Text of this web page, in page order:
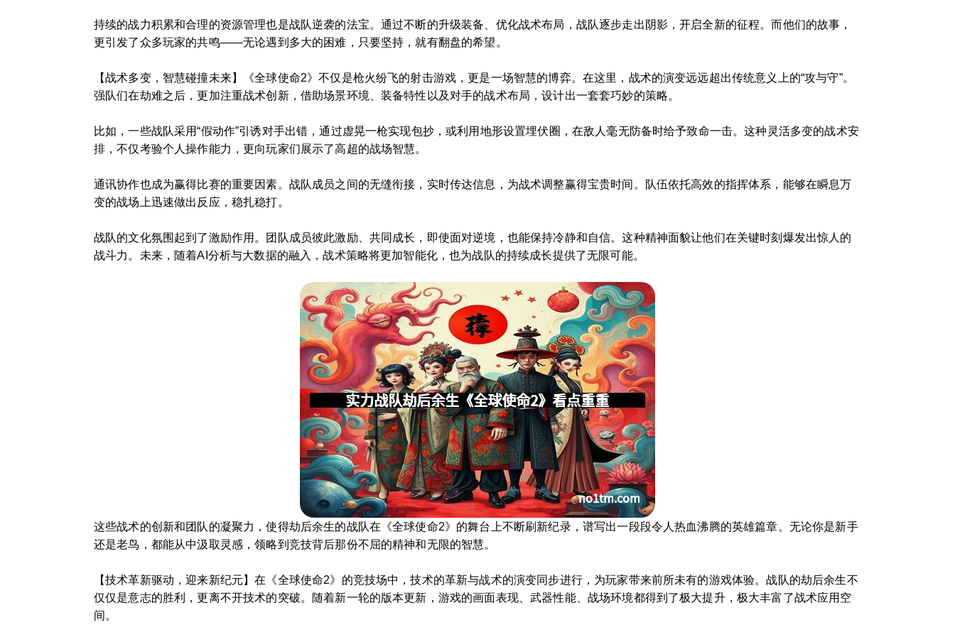
持续的战力积累和合理的资源管理也是战队逆袭的法宝。通过不断的升级装备、优化战术布局，战队逐步走出阴影，开启全新的征程。而他们的故事，
更引发了众多玩家的共鸣——无论遇到多大的困难，只要坚持，就有翻盘的希望。
【战术多变，智慧碰撞未来】《全球使命2》不仅是枪火纷飞的射击游戏，更是一场智慧的博弈。在这里，战术的演变远远超出传统意义上的“攻与守”。
强队们在劫难之后，更加注重战术创新，借助场景环境、装备特性以及对手的战术布局，设计出一套套巧妙的策略。
比如，一些战队采用“假动作”引诱对手出错，通过虚晃一枪实现包抄，或利用地形设置埋伏圈，在敌人毫无防备时给予致命一击。这种灵活多变的战术安
排，不仅考验个人操作能力，更向玩家们展示了高超的战场智慧。
通讯协作也成为赢得比赛的重要因素。战队成员之间的无缝衔接，实时传达信息，为战术调整赢得宝贵时间。队伍依托高效的指挥体系，能够在瞬息万
变的战场上迅速做出反应，稳扎稳打。
战队的文化氛围起到了激励作用。团队成员彼此激励、共同成长，即使面对逆境，也能保持冷静和自信。这种精神面貌让他们在关键时刻爆发出惊人的
战斗力。未来，随着AI分析与大数据的融入，战术策略将更加智能化，也为战队的持续成长提供了无限可能。
这些战术的创新和团队的凝聚力，使得劫后余生的战队在《全球使命2》的舞台上不断刷新纪录，谱写出一段段令人热血沸腾的英雄篇章。无论你是新手
还是老鸟，都能从中汲取灵感，领略到竞技背后那份不屈的精神和无限的智慧。
【技术革新驱动，迎来新纪元】在《全球使命2》的竞技场中，技术的革新与战术的演变同步进行，为玩家带来前所未有的游戏体验。战队的劫后余生不
仅仅是意志的胜利，更离不开技术的突破。随着新一轮的版本更新，游戏的画面表现、武器性能、战场环境都得到了极大提升，极大丰富了战术应用空
间。